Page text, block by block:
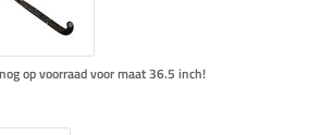
op voorraad voor maat 36.5 inch!